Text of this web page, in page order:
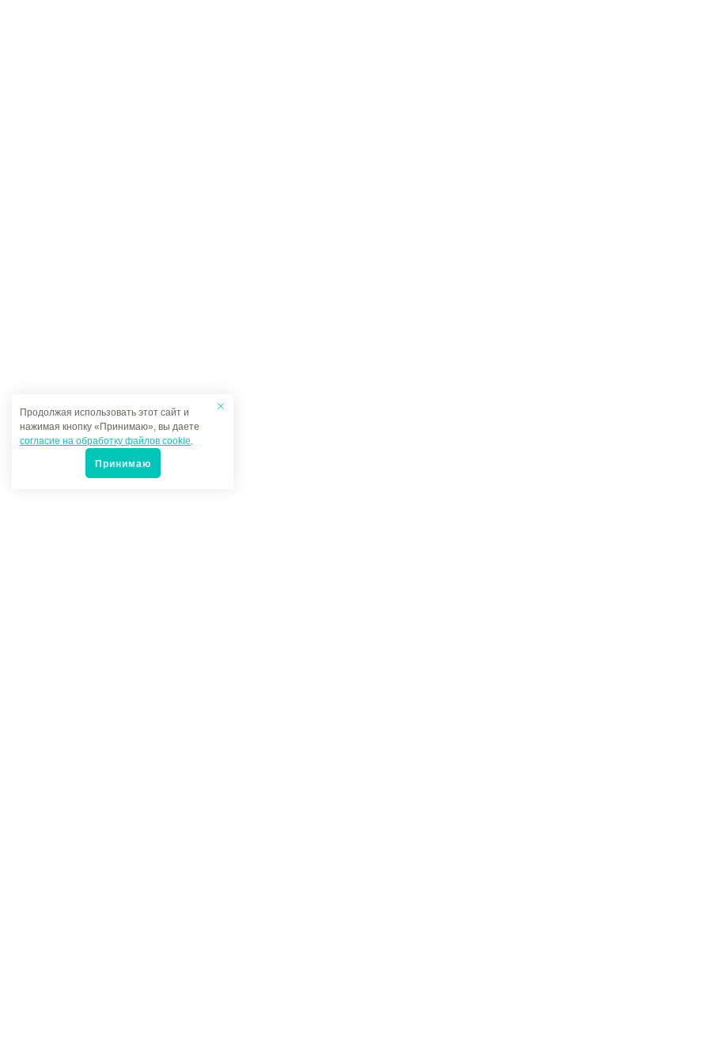
Продолжая использовать этот сайт и
нажимая кнопку «Принимаю», вы даете
согласие на обработку файлов cookie.
Принимаю